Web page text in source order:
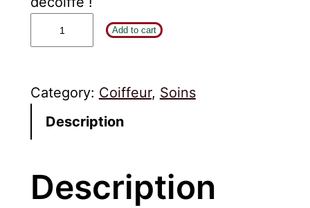
Add to cart
Category: Coiffeur, Soins
Description
Description